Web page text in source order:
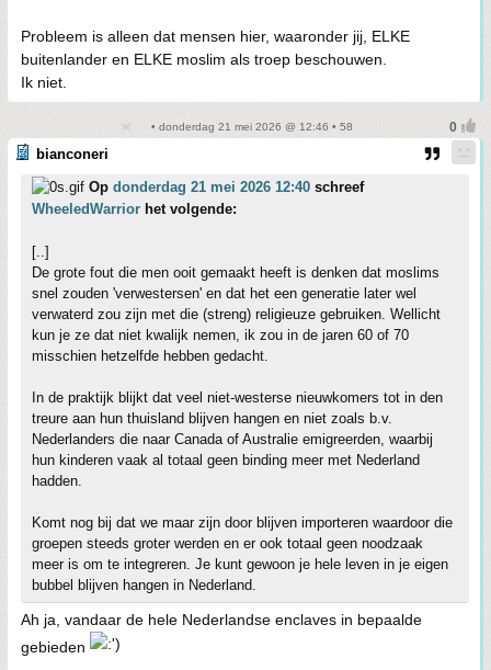
Probleem is alleen dat mensen hier, waaronder jij, ELKE
buitenlander en ELKE moslim als troep beschouwen.
Ik niet.
• donderdag 21 mei 2026 @ 12:46 • 58
bianconeri
Op donderdag 21 mei 2026 12:40 schreef
WheeledWarrior het volgende:
[..]
De grote fout die men ooit gemaakt heeft is denken dat moslims
snel zouden 'verwestersen' en dat het een generatie later wel
verwaterd zou zijn met die (streng) religieuze gebruiken. Wellicht
kun je ze dat niet kwalijk nemen, ik zou in de jaren 60 of 70
misschien hetzelfde hebben gedacht.
In de praktijk blijkt dat veel niet-westerse nieuwkomers tot in den
treure aan hun thuisland blijven hangen en niet zoals b.v.
Nederlanders die naar Canada of Australie emigreerden, waarbij
hun kinderen vaak al totaal geen binding meer met Nederland
hadden.
Komt nog bij dat we maar zijn door blijven importeren waardoor die
groepen steeds groter werden en er ook totaal geen noodzaak
meer is om te integreren. Je kunt gewoon je hele leven in je eigen
bubbel blijven hangen in Nederland.
Ah ja, vandaar de hele Nederlandse enclaves in bepaalde
gebieden